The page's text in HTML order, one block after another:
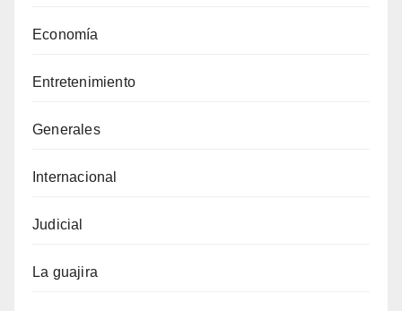
Economía
Entretenimiento
Generales
Internacional
Judicial
La guajira